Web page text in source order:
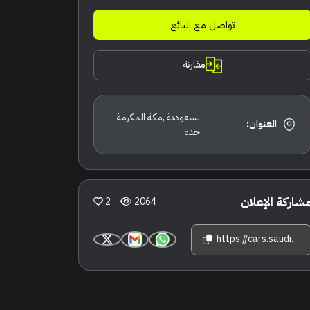
تواصل مع البائع
مقارنة
العنوان:
السعودية ,مكة المكرمة
,جدة
الإعلان 2064
2
https://cars.saudisale.com/listings/2TrX5u/2016-%D9%87%D9%8A%D9%88%D9%86%D8%AF%D8%A7%D9%8A-%D8%B3%D8%A7%D9%86%D8%AA%D8%A7-%D9%81%D9%8A